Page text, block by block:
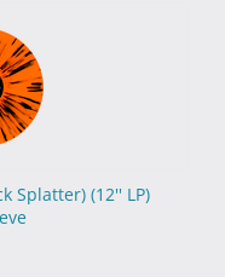
Splatter) (12'' LP)